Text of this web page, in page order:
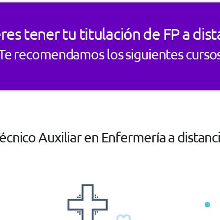
tener tu titulación de FP a
recomendamos los siguientes
Auxiliar en Enfermería a